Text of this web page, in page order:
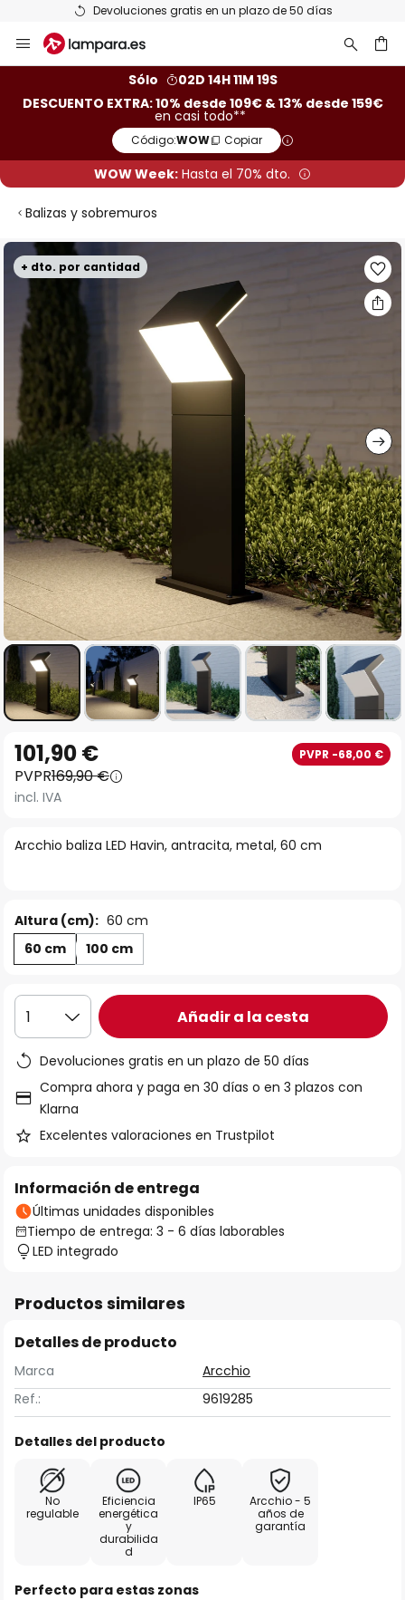
Devoluciones gratis en un plazo de 50 días
al
Sólo
02D 14H 11M 18S
DESCUENTO EXTRA: 10% desde 109€ & 13% desde 159€
en casi todo**
Código:WOW Copiar
WOW Week: Hasta el 70% dto.
Balizas y sobremuros
+ dto. por cantidad
Saltar
al
final
galería
de
imágenes
comienzo
de
galería
Arcchio baliza LED Havin, antracita, metal, 60 cm
101,90 € PVPR -68,00 €
PVPR169,90 €
incl. IVA
Altura (cm): 60 cm
60 cm
100 cm
1 Añadir a la cesta
Devoluciones gratis en un plazo de 50 días
Compra ahora y paga en 30 días o en 3 plazos con
Klarna
Excelentes valoraciones en Trustpilot
Información de entrega
Últimas unidades disponibles
Tiempo de entrega: 3 - 6 días laborables
LED integrado
Productos similares
Detalles de producto
Marca
Arcchio
Ref.:
9619285
Detalles del producto
No
regulable
Eficiencia
energética
y
durabilida
d
IP65
Arcchio - 5
años de
garantía
Perfecto para estas zonas